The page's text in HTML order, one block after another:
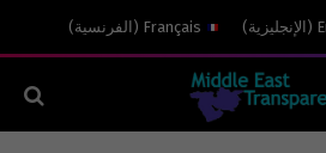
( الإنجليزية)
Français
( الفرنسية)